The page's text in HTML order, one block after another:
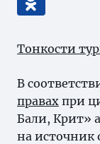
Тонкости
В
правах при
Бали, Крит»
на источник